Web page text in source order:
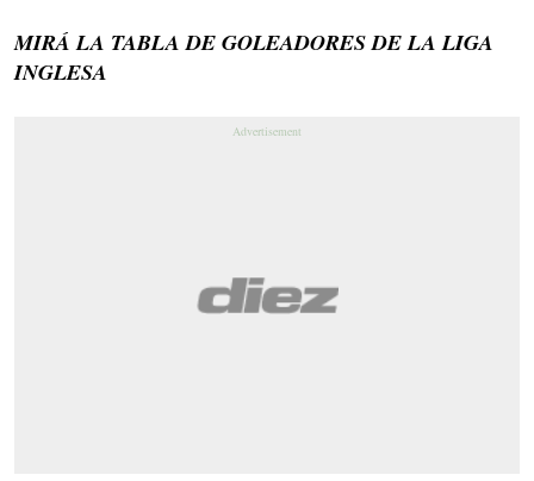
MIRÁ LA TABLA DE GOLEADORES DE LA LIGA
INGLESA